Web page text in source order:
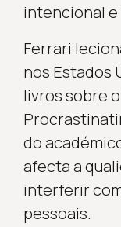
intencional
Ferrari
nos Estados
livros sobre
do
afecta a
interferir
pessoais.